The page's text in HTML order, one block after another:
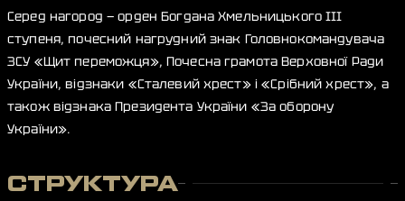
Серед нагород — орден Богдана Хмельницького III
ступеня, почесний нагрудний знак Головнокомандувача
ЗСУ «Щит переможця», Почесна грамота Верховної Ради
України, відзнаки «Сталевий хрест» і «Срібний хрест», а
також відзнака Президента України «За оборону
України».
СТРУКТУРА